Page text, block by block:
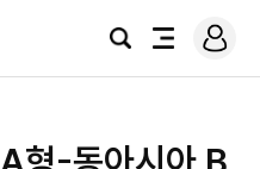
검
전
로
그